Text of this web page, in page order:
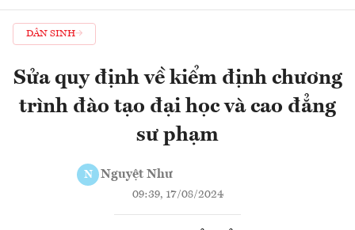
DÂN SINH
Sửa quy định về kiểm định chương
trình đào tạo đại học và cao đẳng
sư phạm
N Nguyệt Như
09:39, 17/08/2024